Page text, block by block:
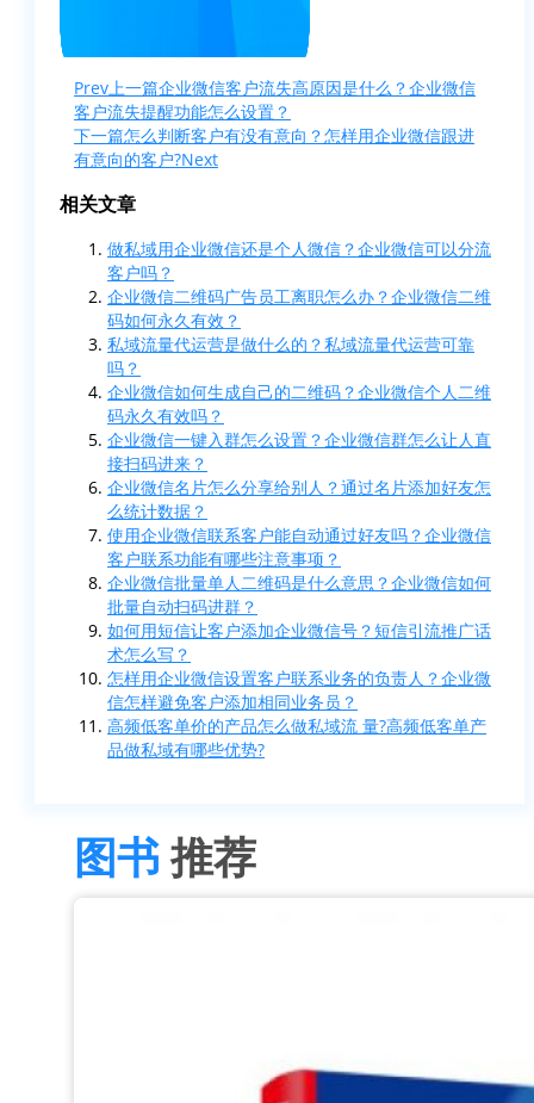
Prev上一篇企业微信客户流失高原因是什么？企业微信
客户流失提醒功能怎么设置？
下一篇怎么判断客户有没有意向？怎样用企业微信跟进
有意向的客户?Next
相关文章
做私域用企业微信还是个人微信？企业微信可以分流
客户吗？
企业微信二维码广告员工离职怎么办？企业微信二维
码如何永久有效？
私域流量代运营是做什么的？私域流量代运营可靠
吗？
企业微信如何生成自己的二维码？企业微信个人二维
码永久有效吗？
企业微信一键入群怎么设置？企业微信群怎么让人直
接扫码进来？
企业微信名片怎么分享给别人？通过名片添加好友怎
么统计数据？
使用企业微信联系客户能自动通过好友吗？企业微信
客户联系功能有哪些注意事项？
企业微信批量单人二维码是什么意思？企业微信如何
批量自动扫码进群？
如何用短信让客户添加企业微信号？短信引流推广话
术怎么写？
怎样用企业微信设置客户联系业务的负责人？企业微
信怎样避免客户添加相同业务员？
高频低客单价的产品怎么做私域流 量?高频低客单产
品做私域有哪些优势?
图书推荐